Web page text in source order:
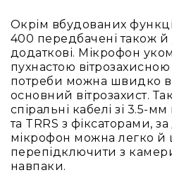
Для
Dj
та
Для
ТБ
Окрім вбудованих
400 передбачені також й
додаткові. Мікрофон
пухнастою
потреби можна швидко
основний вітрозахист.
спіральні кабелі зі 3.5-
та TRRS з фіксаторами,
мікрофон можна легко й
перепідключити з
навпаки.